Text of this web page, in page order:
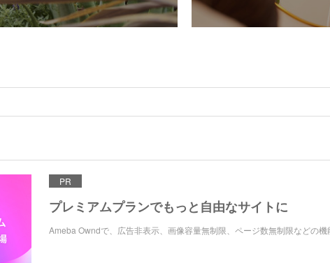
PR
プレミアムプランでもっと自由なサイトに
Ameba Owndで、広告非表示、画像容量無制限、ページ数無制限などの機